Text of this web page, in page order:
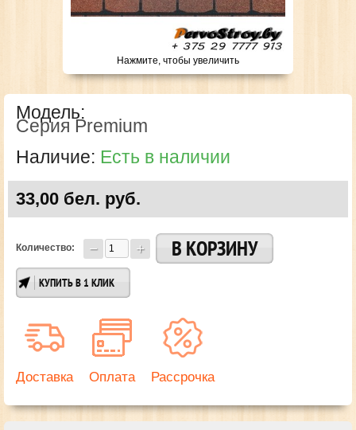
Нажмите, чтобы увеличить
Модель:
Серия Premium
Наличие: Есть в наличии
33,00 бел. руб.
Количество:
КУПИТЬ В 1 КЛИК
Доставка Оплата Рассрочка